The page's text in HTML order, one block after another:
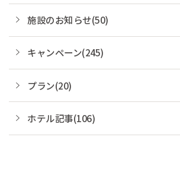
施設のお知らせ(50)
キャンペーン(245)
プラン(20)
ホテル記事(106)